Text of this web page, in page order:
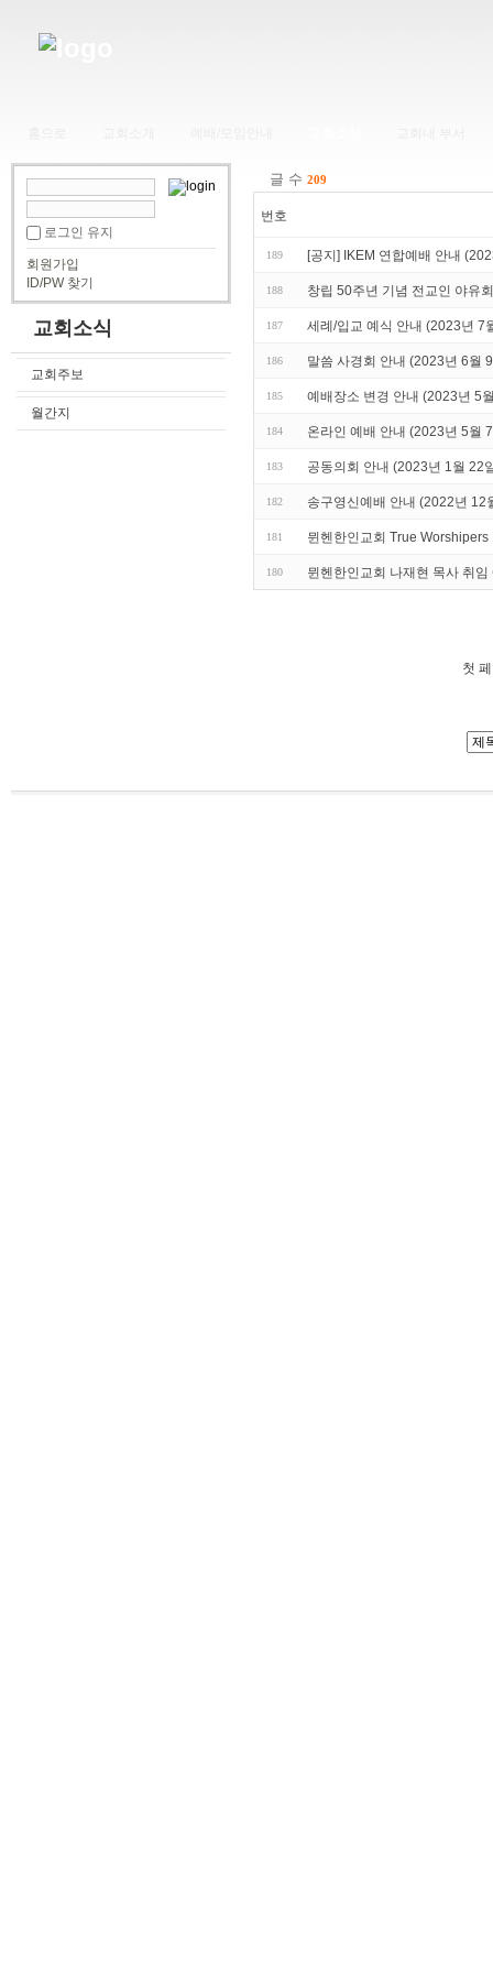
로그인 유지
회원가입
ID/PW 찾기
교회소식
교회주보
월간지
글 수 209
번호
189 [공지] IKEM 연합예배 안내
188 창립 50주년 기념 전교인 야유
187 세례/입교 예식 안내 (2023년 7
186 말씀 사경회 안내 (2023년 6월
185 예배장소 변경 안내 (2023년 5
184 온라인 예배 안내 (2023년 5월
183 공동의회 안내 (2023년 1월 22
182 송구영신예배 안내 (2022년 12
181 뮌헨한인교회 True
180 뮌헨한인교회 나재현 목사 취
첫